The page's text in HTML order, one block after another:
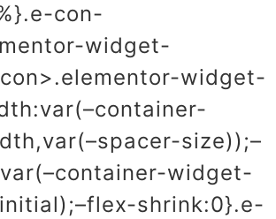
con-
widget-
widget-
size));–
widget-
shrink:0}.e-